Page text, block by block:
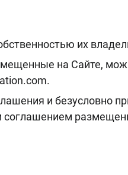
их
на Сайте,
и безусловно
соглашением